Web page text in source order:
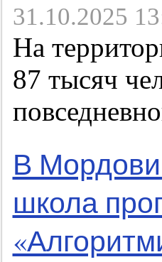
31.10.2025
На
87 тысяч
В
школа